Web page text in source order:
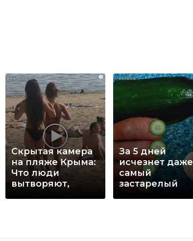
i
Скрытая камера
на пляже Крыма:
Что люди
вытворяют,
За 5 дней
исчезнет даже
самый
застарелый